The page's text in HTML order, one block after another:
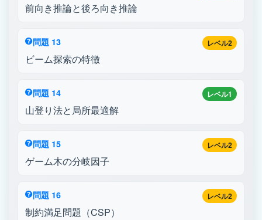
前向き推論と後ろ向き推論
レベル2
問題 13
ビーム探索の特徴
レベル1
問題 14
山登り法と局所最適解
レベル2
問題 15
ゲーム木の分岐因子
レベル2
問題 16
制約満足問題（CSP）